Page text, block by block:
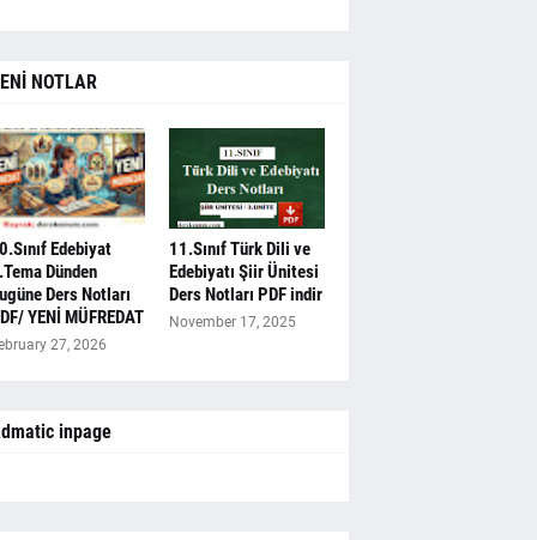
NOTLAR
Edebiyat
Dünden
Ders Notları
YENİ MÜFREDAT
27, 2026
11.Sınıf Türk Dili ve
Edebiyatı Şiir Ünitesi
Ders Notları PDF indir
November 17, 2025
inpage